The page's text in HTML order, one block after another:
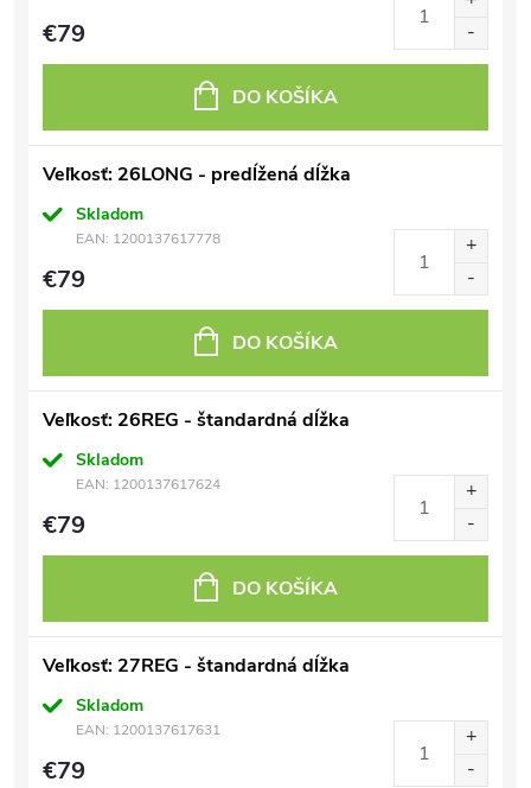
€79
DO KOŠÍKA
Veľkosť: 26LONG - predĺžená dĺžka
Skladom
EAN: 1200137617778
€79
DO KOŠÍKA
Veľkosť: 26REG - štandardná dĺžka
Skladom
EAN: 1200137617624
€79
DO KOŠÍKA
Veľkosť: 27REG - štandardná dĺžka
Skladom
EAN: 1200137617631
€79